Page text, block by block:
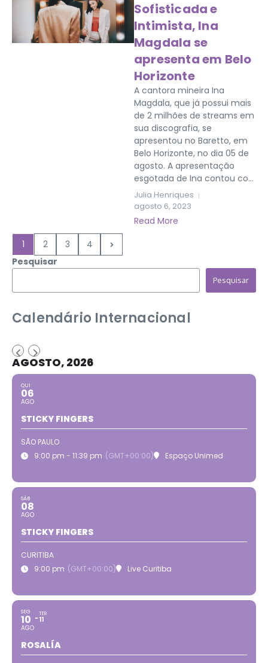
Sofisticada e
Intimista, Ina
Magdala se
apresenta em Belo
Horizonte
A cantora mineira Ina
Magdala, que já possui mais
de 2 milhões de streams em
sua discografia, se
apresentou no Baretto, em
Belo Horizonte, no dia 05 de
agosto. A apresentação
esgotada de Ina contou co...
Julia Henriques
agosto 6, 2023
Read More
1
2 3
4
Pesquisar
Pesquisar
Calendário Internacional
AGOSTO, 2026
QUI
06
AGO
STICKY FINGERS
SÃO PAULO
9:00 pm - 11:39 pm (GMT+00:00) Espaço Unimed
SÁB
08
AGO
STICKY FINGERS
CURITIBA
9:00 pm (GMT+00:00) Live Curitiba
SEG
10
AGO
TER
11
ROSALÍA